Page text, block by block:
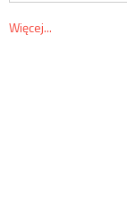
Więcej...